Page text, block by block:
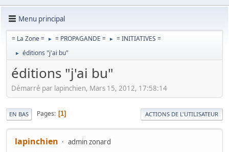
Menu principal
= La Zone = ► = PROPAGANDE = ► = INITIATIVES =
► éditions "j'ai bu"
éditions "j'ai bu"
Démarré par lapinchien, Mars 15, 2012, 17:58:14
EN BAS Pages 1 ACTIONS DE L'UTILISATEUR
lapinchien admin zonard